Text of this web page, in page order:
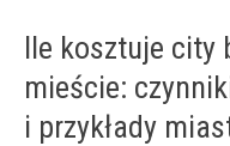
Ile kosztuje city
mieście:
i przykłady